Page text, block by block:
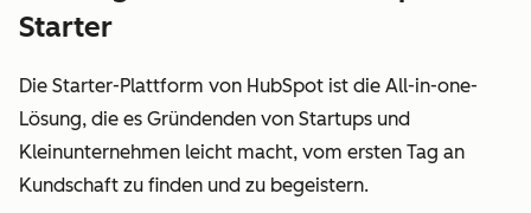
Starter
Die Starter-Plattform von HubSpot ist die All-in-one-
Lösung, die es Gründenden von Startups und
Kleinunternehmen leicht macht, vom ersten Tag an
Kundschaft zu finden und zu begeistern.